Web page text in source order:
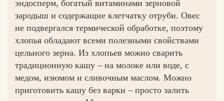
эндосперм, богатый витаминами зерновой
зародыш и содержащие клетчатку отруби. Овес
не подвергался термической обработке, поэтому
хлопья обладают всеми полезными свойствами
цельного зерна. Из хлопьев можно сварить
традиционную кашу – на молоке или воде, с
медом, изюмом и сливочным маслом. Можно
приготовить кашу без варки – просто залить